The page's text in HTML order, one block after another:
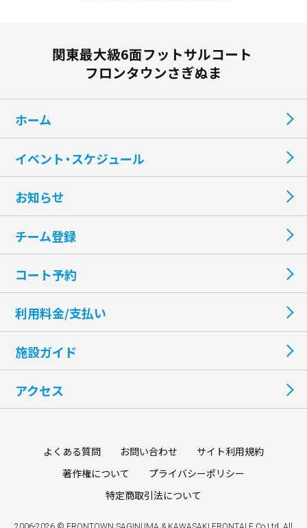
関東最大級6面フットサルコート
フロンタウンさぎぬま
ホーム
よくある質問 お問い合わせ
サイト利用規約
著作権について
プライバシーポリシー
特定商取引法について
イベント・スケジュール
お知らせ
チーム登録
コート予約
利用料金/支払い
施設ガイド
アクセス